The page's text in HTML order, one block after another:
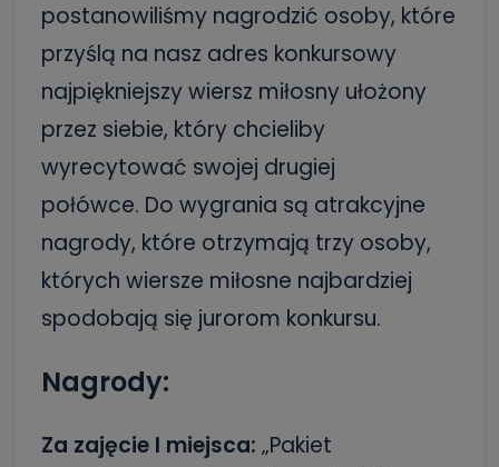
postanowiliśmy nagrodzić osoby, które
przyślą na nasz adres konkursowy
najpiękniejszy wiersz miłosny ułożony
przez siebie, który chcieliby
wyrecytować swojej drugiej
połówce. Do wygrania są atrakcyjne
nagrody, które otrzymają trzy osoby,
których wiersze miłosne najbardziej
spodobają się jurorom konkursu.
Nagrody:
Za zajęcie I miejsca: „Pakiet